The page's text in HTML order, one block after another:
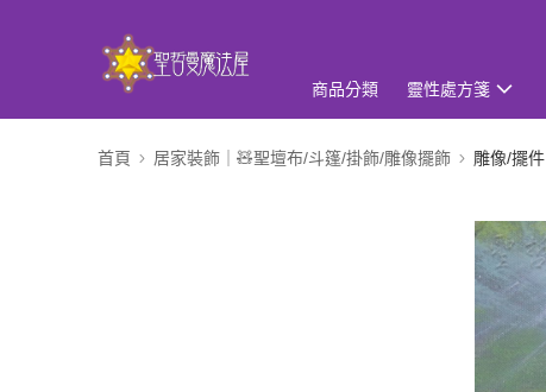
商品分類 靈性處方箋
首頁 居家裝飾｜🧸聖壇布/斗篷/掛飾/雕像擺飾 雕像/擺件